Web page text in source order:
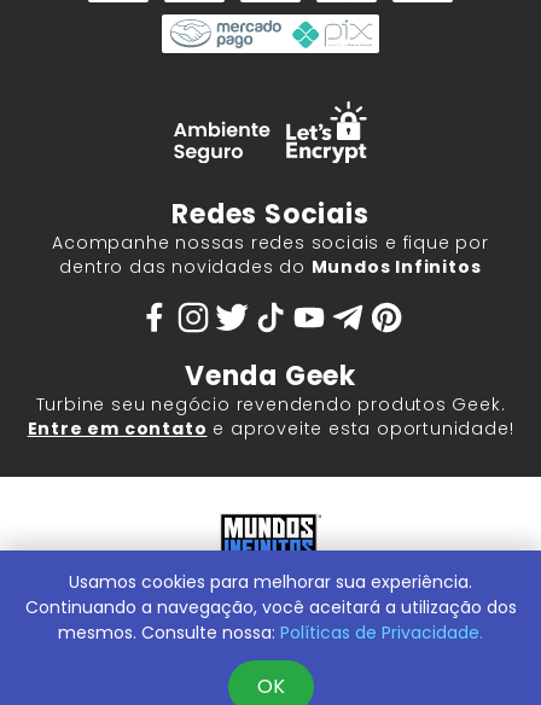
Redes Sociais
Acompanhe nossas redes sociais e fique por
dentro das novidades do Mundos Infinitos
Venda Geek
Turbine seu negócio revendendo produtos Geek.
Entre em contato e aproveite esta oportunidade!
Mundos Infinitos - Publicações e Geek Store |ContentStuff
Publicações e Assinaturas Ltda. CNPJ - 05.859.917/0001-60.
Conheça nossa Loja Física:Rua Machado Bitencourt, 291 -
Usamos cookies para melhorar sua experiência.
Continuando a navegação, você aceitará a utilização dos
mesmos. Consulte nossa: Políticas de Privacidade.
OK